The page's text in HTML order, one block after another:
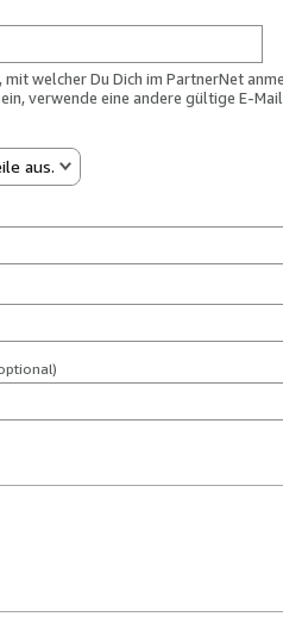
welcher Du Dich im PartnerNet
verwende eine andere gültige E-
aus.